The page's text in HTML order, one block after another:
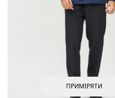
ПРИМІРЯТИ